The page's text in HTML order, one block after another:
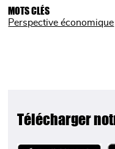
MOTS CLÉS
Perspective économique
Télécharger